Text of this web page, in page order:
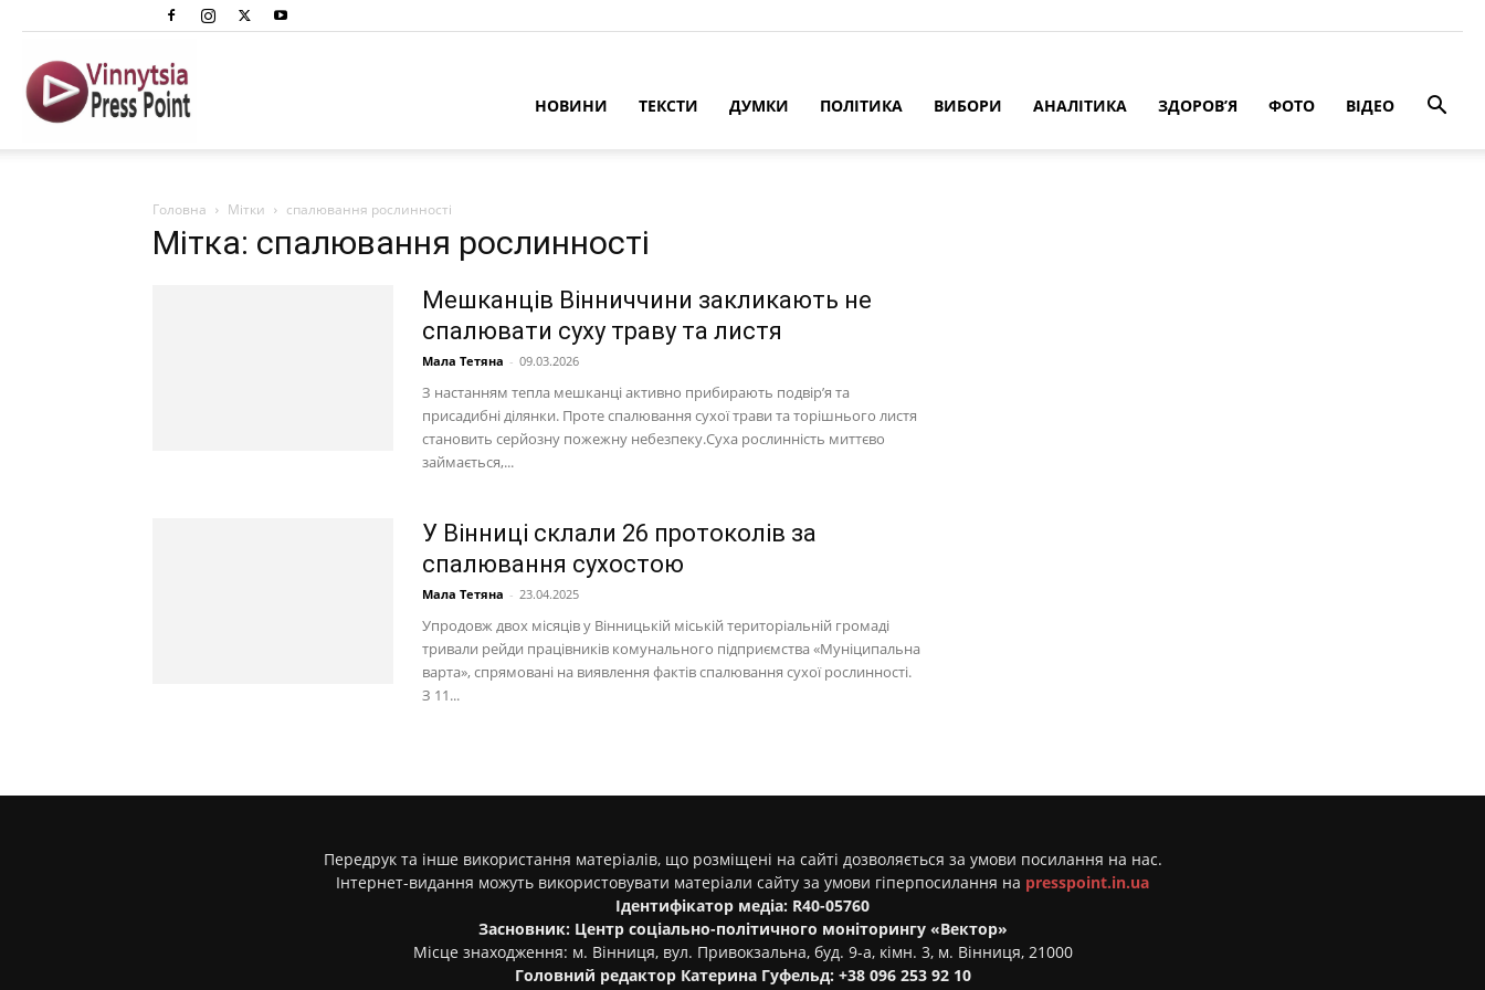
Преспоінт
НОВИНИ ТЕКСТИ ДУМКИ ПОЛІТИКА ВИБОРИ АНАЛІТИКА ЗДОРОВ’Я ФОТО ВІДЕО
Головна Мітки спалювання рослинності
Мітка: спалювання рослинності
Мешканців Вінниччини закликають не
спалювати суху траву та листя
Мала Тетяна - 09.03.2026
З настанням тепла мешканці активно прибирають подвір’я та
присадибні ділянки. Проте спалювання сухої трави та торішнього листя
становить серйозну пожежну небезпеку.Суха рослинність миттєво
займається,...
У Вінниці склали 26 протоколів за
спалювання сухостою
Мала Тетяна - 23.04.2025
Упродовж двох місяців у Вінницькій міській територіальній громаді
тривали рейди працівників комунального підприємства «Муніципальна
варта», спрямовані на виявлення фактів спалювання сухої рослинності.
З 11...
Передрук та інше використання матеріалів, що розміщені на сайті дозволяється за умови посилання на нас.
Інтернет-видання можуть використовувати матеріали сайту за умови гіперпосилання на presspoint.in.ua
Ідентифікатор медіа: R40-05760
Засновник: Центр соціально-політичного моніторингу «Вектор»
Місце знаходження: м. Вінниця, вул. Привокзальна, буд. 9-а, кімн. 3, м. Вінниця, 21000
Головний редактор Катерина Гуфельд: +38 096 253 92 10